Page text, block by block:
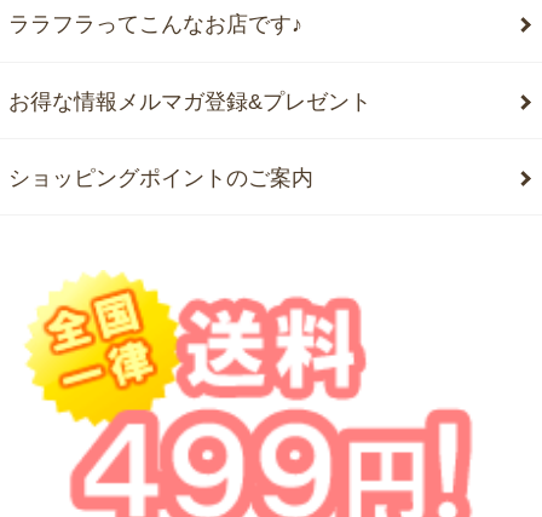
ララフラってこんなお店です♪
お得な情報メルマガ登録&プレゼント
ショッピングポイントのご案内